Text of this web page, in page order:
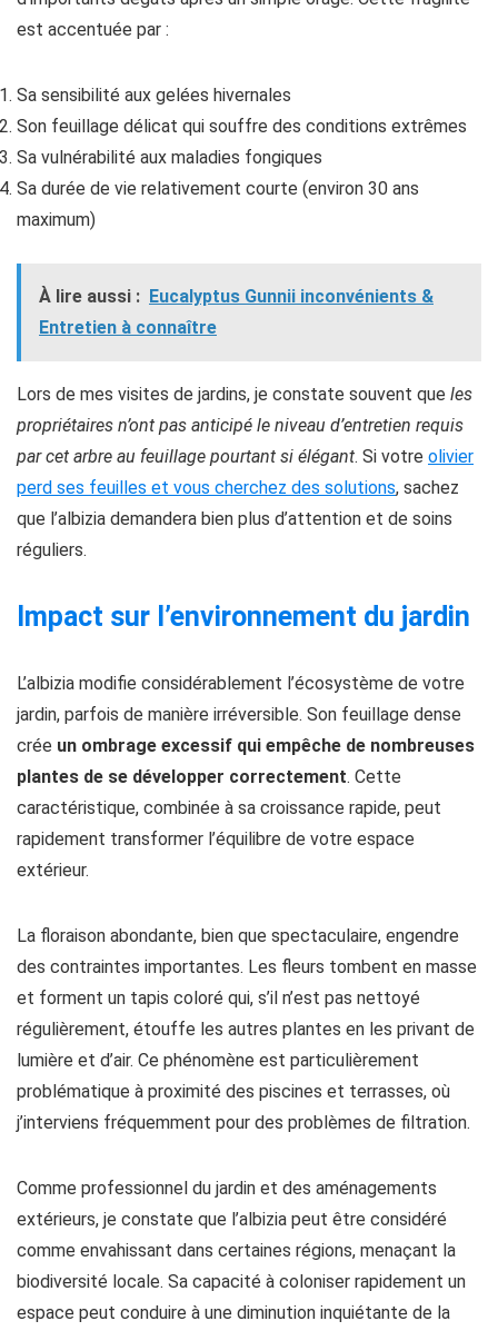
est accentuée par :
Sa sensibilité aux gelées hivernales
Son feuillage délicat qui souffre des conditions extrêmes
Sa vulnérabilité aux maladies fongiques
Sa durée de vie relativement courte (environ 30 ans
maximum)
À lire aussi : Eucalyptus Gunnii inconvénients &
Entretien à connaître
Lors de mes visites de jardins, je constate souvent que les
propriétaires n’ont pas anticipé le niveau d’entretien requis
par cet arbre au feuillage pourtant si élégant. Si votre olivier
perd ses feuilles et vous cherchez des solutions, sachez
que l’albizia demandera bien plus d’attention et de soins
réguliers.
Impact sur l’environnement du jardin
L’albizia modifie considérablement l’écosystème de votre
jardin, parfois de manière irréversible. Son feuillage dense
crée un ombrage excessif qui empêche de nombreuses
plantes de se développer correctement. Cette
caractéristique, combinée à sa croissance rapide, peut
rapidement transformer l’équilibre de votre espace
extérieur.
La floraison abondante, bien que spectaculaire, engendre
des contraintes importantes. Les fleurs tombent en masse
et forment un tapis coloré qui, s’il n’est pas nettoyé
régulièrement, étouffe les autres plantes en les privant de
lumière et d’air. Ce phénomène est particulièrement
problématique à proximité des piscines et terrasses, où
j’interviens fréquemment pour des problèmes de filtration.
Comme professionnel du jardin et des aménagements
extérieurs, je constate que l’albizia peut être considéré
comme envahissant dans certaines régions, menaçant la
biodiversité locale. Sa capacité à coloniser rapidement un
espace peut conduire à une diminution inquiétante de la